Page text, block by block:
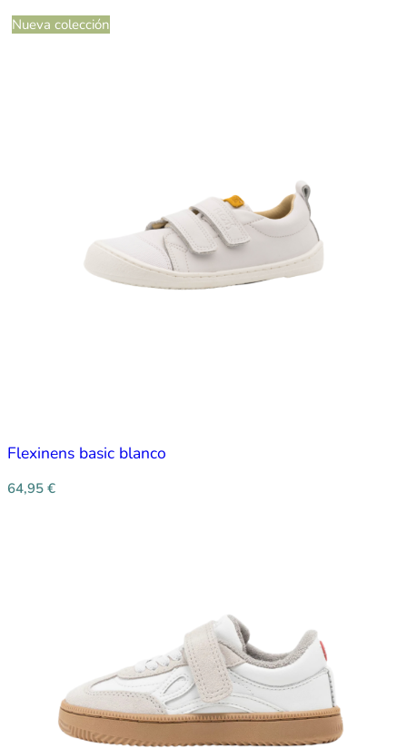
Nueva colección
Flexinens basic blanco
64,95 €